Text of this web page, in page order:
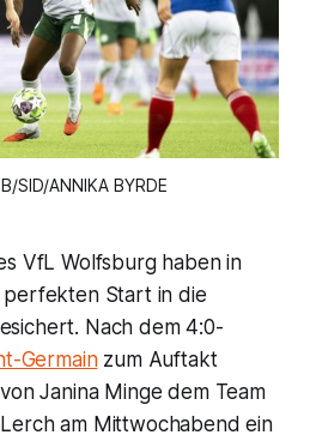
SID/ANNIKA BYRDE
VfL Wolfsburg haben in
Start in die
Nach dem 4:0-
Germainzum Auftakt
Janina Minge dem Team
am Mittwochabend ein